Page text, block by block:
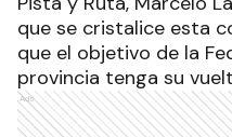
que se cristalice esta
que el objetivo de la
provincia tenga su
Ads